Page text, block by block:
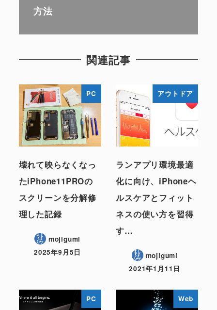
方法
関連記事
PC
壊れて映らなくなっ
たiPhone11PROの
スクリーンを分解修
理した記録
mojigumi
2025年9月5日
アウトドア
ランアプリ環境最適
化に向け、iPhoneヘ
ルスケアとフィット
ネスの使い方を習得
す…
mojigumi
2021年1月11日
PC Web